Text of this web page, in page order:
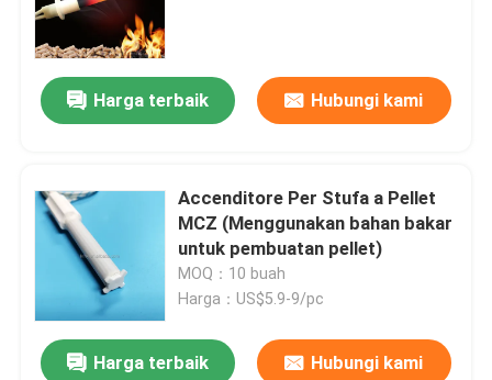
Kami akan segera menghubungi Anda
Harga terbaik Hubungi kami
Accenditore Per Stufa a Pellet
MCZ (Menggunakan bahan bakar
untuk pembuatan pellet)
MOQ：10 buah
Harga：US$5.9-9/pc
Harga terbaik Hubungi kami